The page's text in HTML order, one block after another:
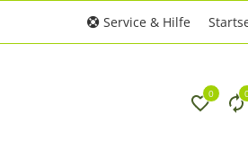
Service & Hilfe
0